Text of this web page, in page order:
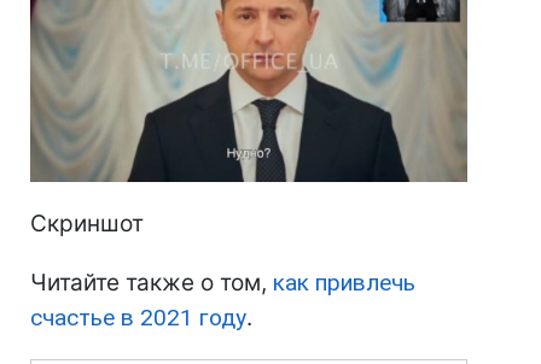
Скриншот
Читайте также о том, как привлечь
счастье в 2021 году.